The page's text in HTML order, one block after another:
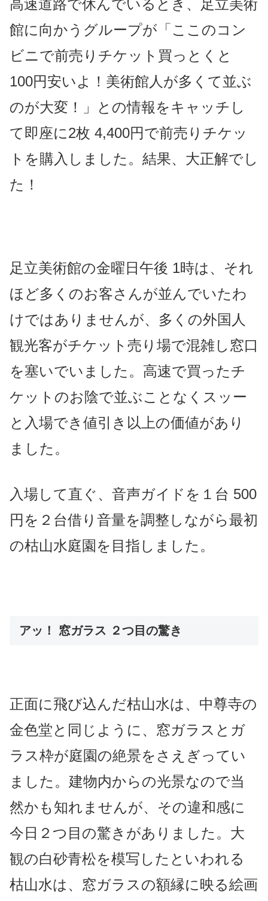
高速道路で休んでいるとき、足立美術
館に向かうグループが「ここのコン
ビニで前売りチケット買っとくと
100円安いよ！美術館人が多くて並ぶ
のが大変！」との情報をキャッチし
て即座に2枚 4,400円で前売りチケッ
トを購入しました。結果、大正解でし
た！
足立美術館の金曜日午後 1時は、それ
ほど多くのお客さんが並んでいたわ
けではありませんが、多くの外国人
観光客がチケット売り場で混雑し窓口
を塞いでいました。高速で買ったチ
ケットのお陰で並ぶことなくスッー
と入場でき値引き以上の価値があり
ました。
入場して直ぐ、音声ガイドを１台 500
円を２台借り 音量を調整しながら最初
の枯山水庭園を目指しました。
アッ！ 窓ガラス ２つ目の驚き
正面に飛び込んだ枯山水は、中尊寺の
金色堂と同じように、窓ガラスとガ
ラス枠が庭園の絶景をさえぎってい
ました。建物内からの光景なので当
然かも知れませんが、その違和感に
今日２つ目の驚きがありました。 大
観の白砂青松を模写したといわれる
枯山水は、 窓ガラスの額縁に映る絵画